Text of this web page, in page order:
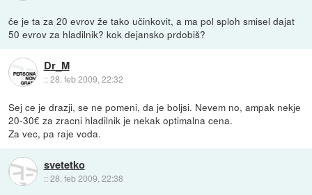
če je ta za 20 evrov že tako učinkovit, a ma pol sploh smisel dajat
50 evrov za hladilnik? kok dejansko prdobiš?
Dr_M
::28. feb 2009, 22:32
Sej ce je drazji, se ne pomeni, da je boljsi. Nevem no, ampak nekje
20-30€ za zracni hladilnik je nekak optimalna cena.
Za vec, pa raje voda.
svetetko
::28. feb 2009, 22:38